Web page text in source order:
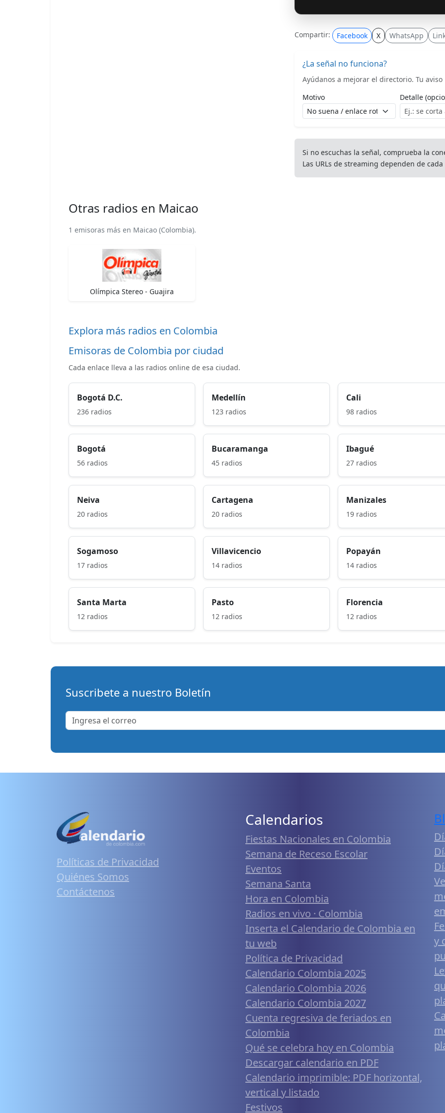
Compartir: Facebook X WhatsApp
¿La señal no funciona?
Ayúdanos a mejorar el directorio. Tu
Motivo
Detalle
Si no escuchas la señal, comprueba la
Las URLs de streaming dependen de
Otras radios en Maicao
1 emisoras más en Maicao (Colombia).
Olímpica Stereo - Guajira
Explora más radios en Colombia
Emisoras de Colombia por ciudad
Cada enlace lleva a las radios online de esa ciudad.
Bogotá D.C.
236 radios
Medellín
123 radios
Cali
98 radios
Bogotá
56 radios
Bucaramanga
45 radios
Ibagué
27 radios
Neiva
20 radios
Cartagena
20 radios
Manizales
19 radios
Sogamoso
17 radios
Villavicencio
14 radios
Popayán
14 radios
Santa Marta
12 radios
Pasto
12 radios
Florencia
12 radios
Suscribete a nuestro Boletín
Políticas de Privacidad
Quiénes Somos
Contáctenos
Calendarios
Fiestas Nacionales en Colombia
Semana de Receso Escolar
Eventos
Semana Santa
Hora en Colombia
Radios en vivo · Colombia
Inserta el Calendario de Colombia en
tu web
Política de Privacidad
Calendario Colombia 2025
Calendario Colombia 2026
Calendario Colombia 2027
Cuenta regresiva de feriados en
Colombia
Qué se celebra hoy en Colombia
Descargar calendario en PDF
Calendario imprimible: PDF horizontal,
vertical y listado
Festivos
y